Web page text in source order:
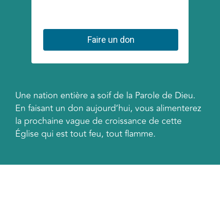
Une nation entière a soif de la Parole de Dieu.
En faisant un don aujourd’hui, vous alimenterez
la prochaine vague de croissance de cette
Église qui est tout feu, tout flamme.